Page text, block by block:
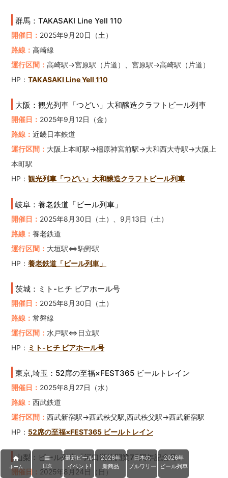
群馬：TAKASAKI Line Yell 110
開催日： 2025年9月20日（土）
路線： 高崎線
運行区間： 高崎駅→宮原駅（片道）、宮原駅→高崎駅（片道）
HP： TAKASAKI Line Yell 110
大阪：観光列車「つどい」大和醸造クラフトビール列車
開催日： 2025年9月12日（金）
路線： 近畿日本鉄道
運行区間： 大阪上本町駅→橿原神宮前駅→大和西大寺駅→大阪上
本町駅
HP： 観光列車「つどい」大和醸造クラフトビール列車
岐阜：養老鉄道「ビール列車」
開催日： 2025年8月30日（土）、9月13日（土）
路線： 養老鉄道
運行区間： 大垣駅⇔駒野駅
HP： 養老鉄道「ビール列車」
茨城：ミト-ヒチ ビアホール号
開催日： 2025年8月30日（土）
路線： 常磐線
運行区間： 水戸駅⇔日立駅
HP： ミト-ヒチ ビアホール号
東京,埼玉：52席の至福×FEST365 ビールトレイン
開催日： 2025年8月27日（水）
路線： 西武鉄道
運行区間： 西武新宿駅→西武秩父駅,西武秩父駅→西武新宿駅
HP： 52席の至福×FEST365 ビールトレイン
山梨：ビール列車「河口湖線開業75周年記念号」
開催日： 2025年8月24日（日）

ホーム

目次
最新ビール
イベント!
2026年
新商品
日本の
ブルワリー
2026年
ビール列車